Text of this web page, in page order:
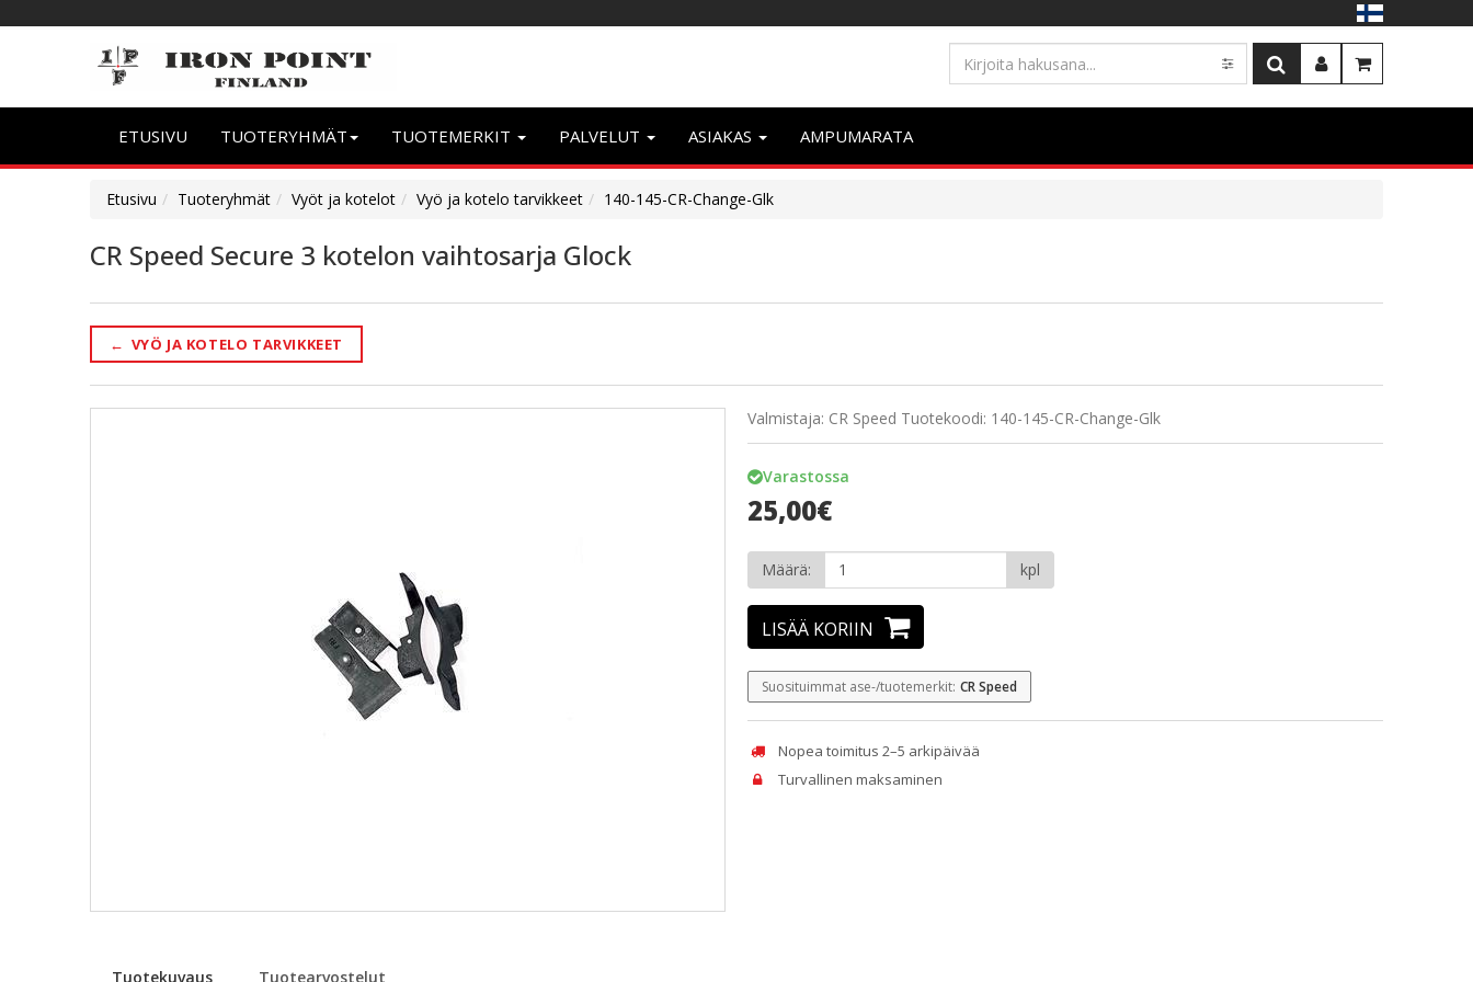
KirjauduOSTOSKORI
ETUSIVU TUOTERYHMÄT TUOTEMERKIT PALVELUT ASIAKAS AMPUMARATA
Etusivu Tuoteryhmät Vyöt ja kotelot Vyö ja kotelo tarvikkeet 140-145-CR-Change-Glk
CR Speed Secure 3 kotelon vaihtosarja Glock
← VYÖ JA KOTELO TARVIKKEET
Valmistaja: CR Speed Tuotekoodi: 140-145-CR-Change-Glk
Varastossa
25,00€
Määrä: kpl
LISÄÄ KORIIN
Suosituimmat ase-/tuotemerkit: CR Speed
Nopea toimitus 2–5 arkipäivää
Turvallinen maksaminen
Tuotekuvaus Tuotearvostelut